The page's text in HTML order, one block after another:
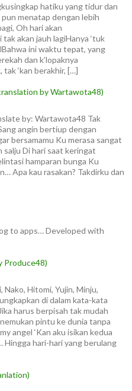
hatiku yang tidur dan
menatap dengan lebih
Oh hari akan
akan jauh lagiHanya ‘tuk
ini waktu tepat, yang
dan k’lopaknya
‘kan berakhir, […]
by Wartawota48)
by: Wartawota48 Tak
angin bertiup dengan
bersamamu Ku merasa sangat
salju Di hari saat keringat
hamparan bunga Ku
Apa kau rasakan? Takdirku dan
to apps… Developed with
Produce48)
Nako, Hitomi, Yujin, Minju,
di dalam kata-kata
harus berpisah tak mudah
pintu ke dunia tanpa
angel ‘Kan aku isikan kedua
hari-hari yang berulang